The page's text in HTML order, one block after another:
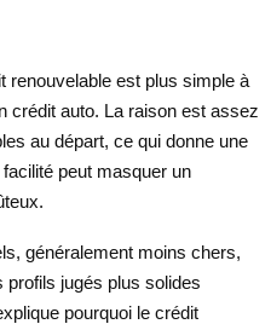
renouvelable est plus simple à
crédit auto. La raison est assez
au départ, ce qui donne une
peut masquer un
généralement moins chers,
jugés plus solides
pourquoi le crédit